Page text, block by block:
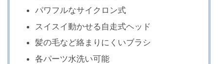
パワフルなサイクロン式
スイスイ動かせる自走式ヘッド
髪の毛など絡まりにくいブラシ
各パーツ水洗い可能